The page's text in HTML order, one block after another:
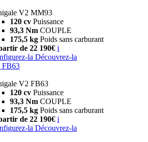
V2 MM93
120 cv Puissance
93,3 Nm COUPLE
175,5 kg Poids sans carburant
de 22 190€ i
la Découvrez-la
FB63
V2 FB63
120 cv Puissance
93,3 Nm COUPLE
175,5 kg Poids sans carburant
de 22 190€ i
la Découvrez-la